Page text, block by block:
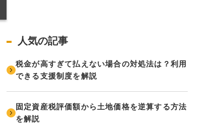
人気の記事
税金が高すぎて払えない場合の対処法は？利用
できる支援制度を解説
固定資産税評価額から土地価格を逆算する方法
を解説